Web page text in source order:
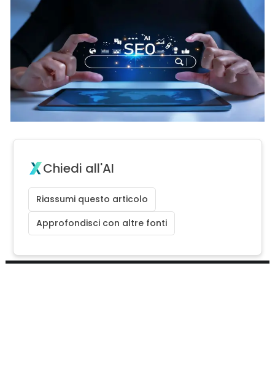
Chiedi all'AI
Riassumi questo articolo
Approfondisci con altre fonti